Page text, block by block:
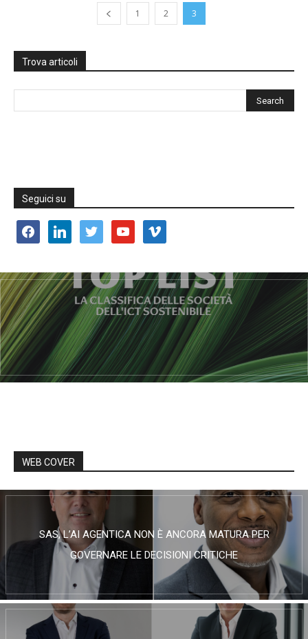
1 2 3
Trova articoli
Seguici su
facebooklinkedin twitter youtube vimeo
WEB COVER
SAS, L’AI AGENTICA NON È ANCORA MATURA PER
GOVERNARE LE DECISIONI CRITICHE